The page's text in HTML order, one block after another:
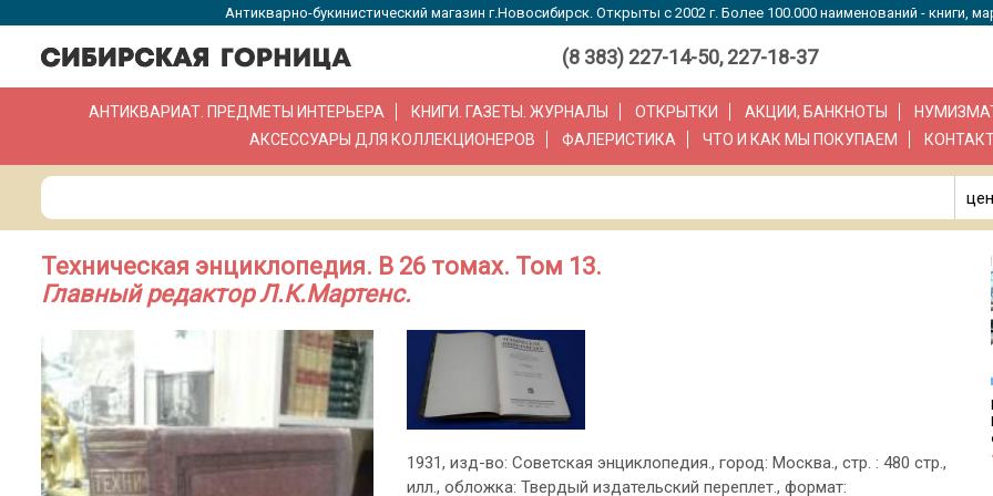
Антикварно-букинистический магазин г.Новосибирск. Открыты с 2002 г. Более 100.000 наименований - книги,
(8 383) 227-14-50, 227-18-37
АНТИКВАРИАТ. ПРЕДМЕТЫ ИНТЕРЬЕРА КНИГИ. ГАЗЕТЫ. ЖУРНАЛЫ ОТКРЫТКИ АКЦИИ, БАНКНОТЫ
АКСЕССУАРЫ ДЛЯ КОЛЛЕКЦИОНЕРОВ
ФАЛЕРИСТИКА ЧТО И КАК МЫ ПОКУПАЕМ
Техническая энциклопедия. В 26 томах. Том 13.
Главный редактор Л.К.Мартенс.
1931, изд-во: Советская энциклопедия., город: Москва., стр. : 480 стр.,
илл., обложка: Твердый издательский переплет., формат: